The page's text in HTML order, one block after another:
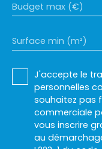
Budget max (€)
Surface min (m²)
J'accepte le
personnelles
souhaitez pas
commerciale
vous inscrire
au